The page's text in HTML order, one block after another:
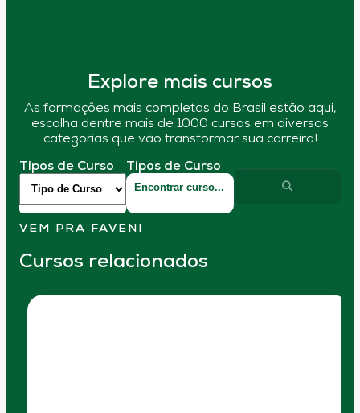
Explore mais cursos
As formações mais completas do Brasil estão aqui,
escolha dentre mais de 1000 cursos em diversas
categorias que vão transformar sua carreira!
Tipos de Curso Tipos de Curso
VEM PRA FAVENI
Cursos relacionados